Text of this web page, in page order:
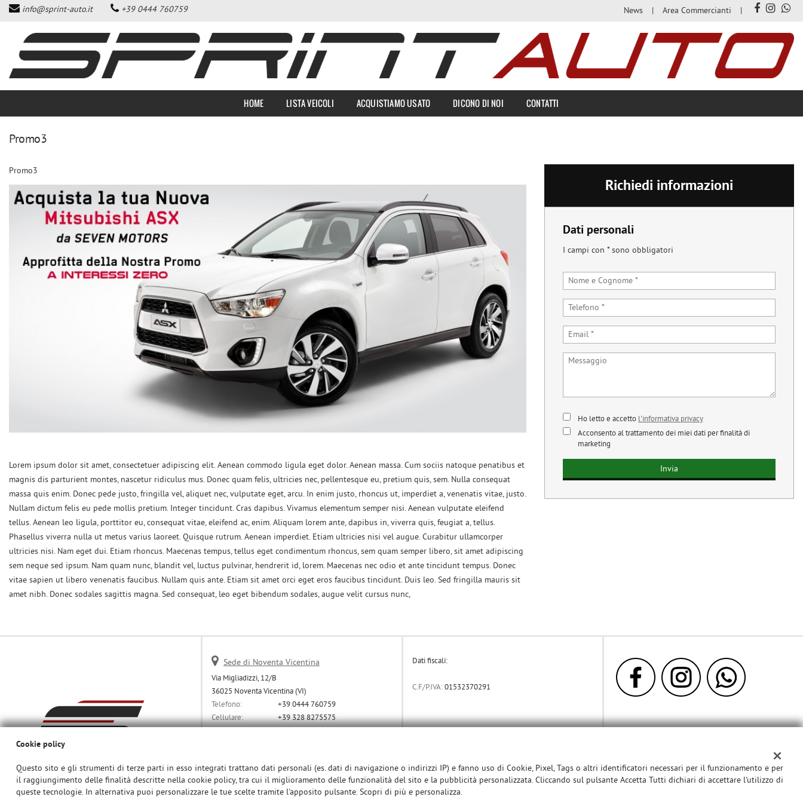
HOME
LISTA VEICOLI
NEWS
AREA COMMERCIANTI
info@sprint-auto.it +39 0444 760759 News Area Commercianti
HOME LISTA VEICOLI ACQUISTIAMO USATO DICONO DI NOI CONTATTI
Promo3
Promo3
Lorem ipsum dolor sit amet, consectetuer adipiscing elit. Aenean commodo ligula eget dolor. Aenean massa. Cum sociis natoque penatibus et
magnis dis parturient montes, nascetur ridiculus mus. Donec quam felis, ultricies nec, pellentesque eu, pretium quis, sem. Nulla consequat
massa quis enim. Donec pede justo, fringilla vel, aliquet nec, vulputate eget, arcu. In enim justo, rhoncus ut, imperdiet a, venenatis vitae, justo.
Nullam dictum felis eu pede mollis pretium. Integer tincidunt. Cras dapibus. Vivamus elementum semper nisi. Aenean vulputate eleifend
tellus. Aenean leo ligula, porttitor eu, consequat vitae, eleifend ac, enim. Aliquam lorem ante, dapibus in, viverra quis, feugiat a, tellus.
Phasellus viverra nulla ut metus varius laoreet. Quisque rutrum. Aenean imperdiet. Etiam ultricies nisi vel augue. Curabitur ullamcorper
ultricies nisi. Nam eget dui. Etiam rhoncus. Maecenas tempus, tellus eget condimentum rhoncus, sem quam semper libero, sit amet adipiscing
sem neque sed ipsum. Nam quam nunc, blandit vel, luctus pulvinar, hendrerit id, lorem. Maecenas nec odio et ante tincidunt tempus. Donec
vitae sapien ut libero venenatis faucibus. Nullam quis ante. Etiam sit amet orci eget eros faucibus tincidunt. Duis leo. Sed fringilla mauris sit
amet nibh. Donec sodales sagittis magna. Sed consequat, leo eget bibendum sodales, augue velit cursus nunc,
Richiedi informazioni
Dati personali
I campi con * sono obbligatori
Ho letto e accetto l'informativa privacy
Acconsento al trattamento dei miei dati per finalità di
marketing
Sede di Noventa Vicentina
Via Migliadizzi, 12/B
36025 Noventa Vicentina (VI)
Telefono:
+39 0444 760759
Cellulare:
+39 328 8275575
Dati fiscali:
C.F/P.IVA:01532370291
Cookie policy
Questo sito e gli strumenti di terze parti in esso integrati trattano dati personali (es. dati di navigazione o indirizzi IP) e fanno uso di Cookie, Pixel, Tags o altri identificatori necessari per il funzionamento e per
il raggiungimento delle finalità descritte nella cookie policy, tra cui il miglioramento delle funzionalità del sito e la pubblicità personalizzata. Cliccando sul pulsante Accetta Tutti dichiari di accettare l'utilizzo di
queste tecnologie. In alternativa puoi personalizzare le tue scelte tramite l'apposito pulsante. Scopri di più e personalizza.